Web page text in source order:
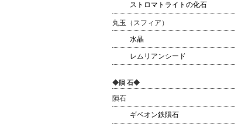
ストロマトライトの化石
丸玉（スフィア）
水晶
レムリアンシード
◆隕 石◆
隕石
ギベオン鉄隕石